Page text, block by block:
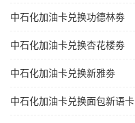
中石化加油卡兑换功德林劵
中石化加油卡兑换杏花楼劵
中石化加油卡兑换新雅劵
中石化加油卡兑换面包新语卡